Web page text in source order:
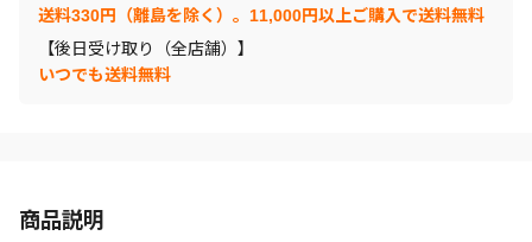
送料330円（離島を除く）。11,000円以上ご購入で送料無料
【後日受け取り（全店舗）】
いつでも送料無料
商品説明